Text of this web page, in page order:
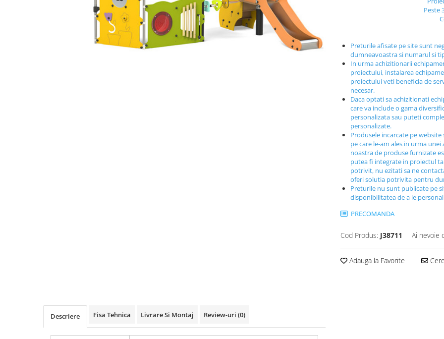
Peste
Preturile afisate pe site sunt
dumneavoastra si numarul si
In urma achizitionarii
proiectului, instalarea
proiectului veti beneficia de
necesar.
Daca optati sa achizitionati
care va include o gama
personalizata sau puteti
personalizate.
Produsele incarcate pe
pe care le-am ales in urma
noastra de produse furnizate
putea fi integrate in proiectul
potrivit, nu ezitati sa ne
oferi solutia potrivita pentru
Preturile nu sunt publicate pe
disponibilitatea de a le
PRECOMANDA
Cod Produs: J38711 Ai nevoie
Adauga la Favorite
Descriere Fisa Tehnica Livrare Si Montaj Review-uri (0)